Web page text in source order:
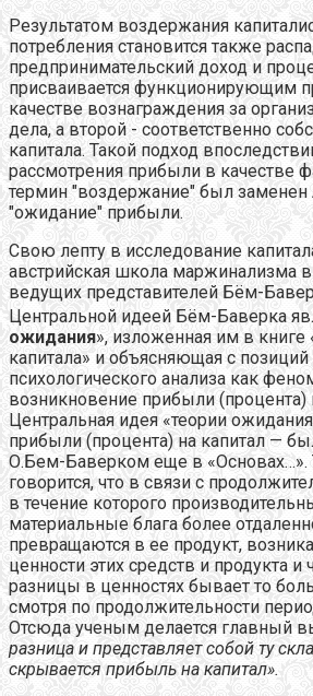
Результатом воздержания
потребления становится также
предпринимательский доход и
присваивается функционирующим
качестве вознаграждения за
дела, а второй - соответственно
капитала. Такой подход
рассмотрения прибыли в качестве
термин "воздержание" был
"ожидание" прибыли.
Свою лепту в исследование
австрийская школа маржинализма
ведущих представителей Бём-
Центральной идеей Бём-Баверка
ожидания», изложенная им в книге
капитала» и объясняющая с
психологического анализа как
возникновение прибыли (процента)
Центральная идея «теории
прибыли (процента) на капитал —
О.Бем-Баверком еще в «Основах…».
говорится, что в связи с
в течение которого
материальные блага более
превращаются в ее продукт,
ценности этих средств и продукта и
разницы в ценностях бывает то
смотря по продолжительности
Отсюда ученым делается главный
разница и представляет собой ту
скрывается прибыль на капитал».